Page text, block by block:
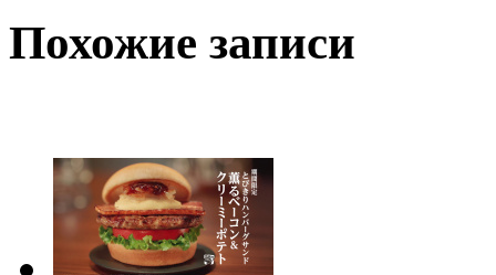
Похожие записи